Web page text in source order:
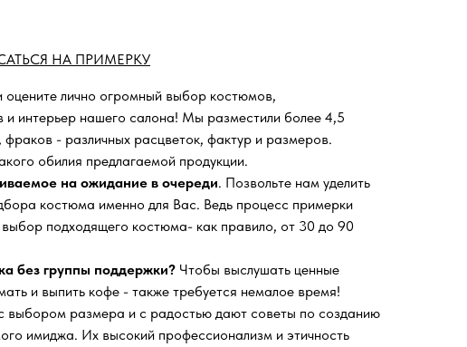
НА ПРИМЕРКУ
оцените лично огромный выбор костюмов,
и интерьер нашего салона! Мы разместили более 4,5
- различных расцветок, фактур и размеров.
обилия предлагаемой продукции.
на ожидание в очереди. Позвольте нам уделить
костюма именно для Вас. Ведь процесс примерки
подходящего костюма- как правило, от 30 до 90
без группы поддержки? Чтобы выслушать ценные
и выпить кофе - также требуется немалое время!
выбором размера и с радостью дают советы по созданию
имиджа. Их высокий профессионализм и этичность